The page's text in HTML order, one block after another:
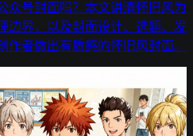
众号封面吗？本文讲清怀旧风为
边界，以及封面设计、选题、发
者做出有质感的怀旧风封面。